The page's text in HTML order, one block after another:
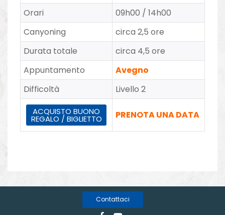
Orari
09h00 / 14h00
Canyoning
circa 2,5 ore
Durata totale
circa 4,5 ore
Appuntamento
Avegno
Difficoltà
Livello 2
ACQUISTO BUONO
REGALO / BIGLIETTO PRENOTA UNA DATA
Contattaci